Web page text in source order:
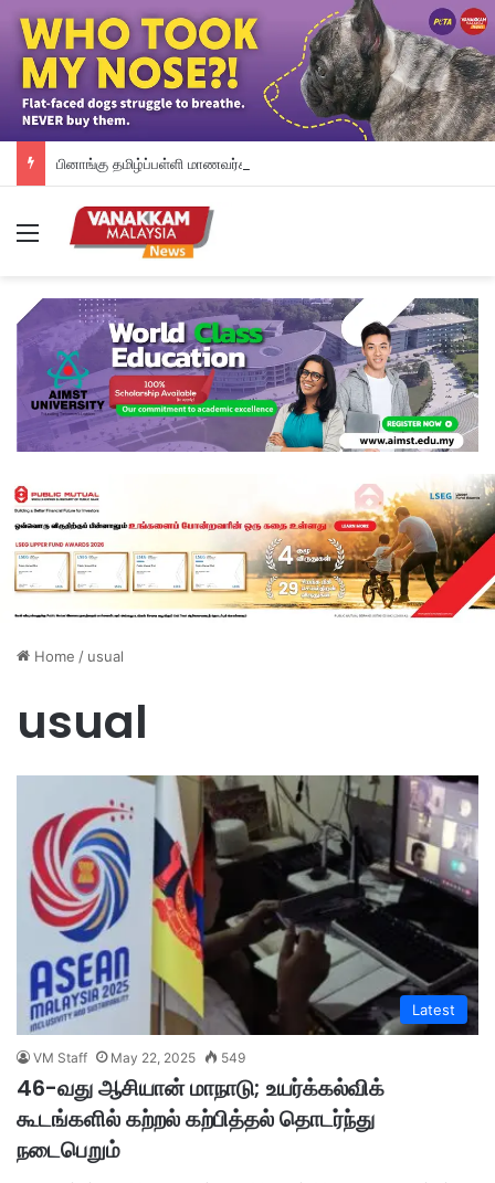
Menu
Home / usual
usual
Latest
VM Staff May 22, 2025 549
46-வது ஆசியான் மாநாடு; உயர்க்கல்விக்
கூடங்களில் கற்றல் கற்பித்தல் தொடர்ந்து
நடைபெறும்